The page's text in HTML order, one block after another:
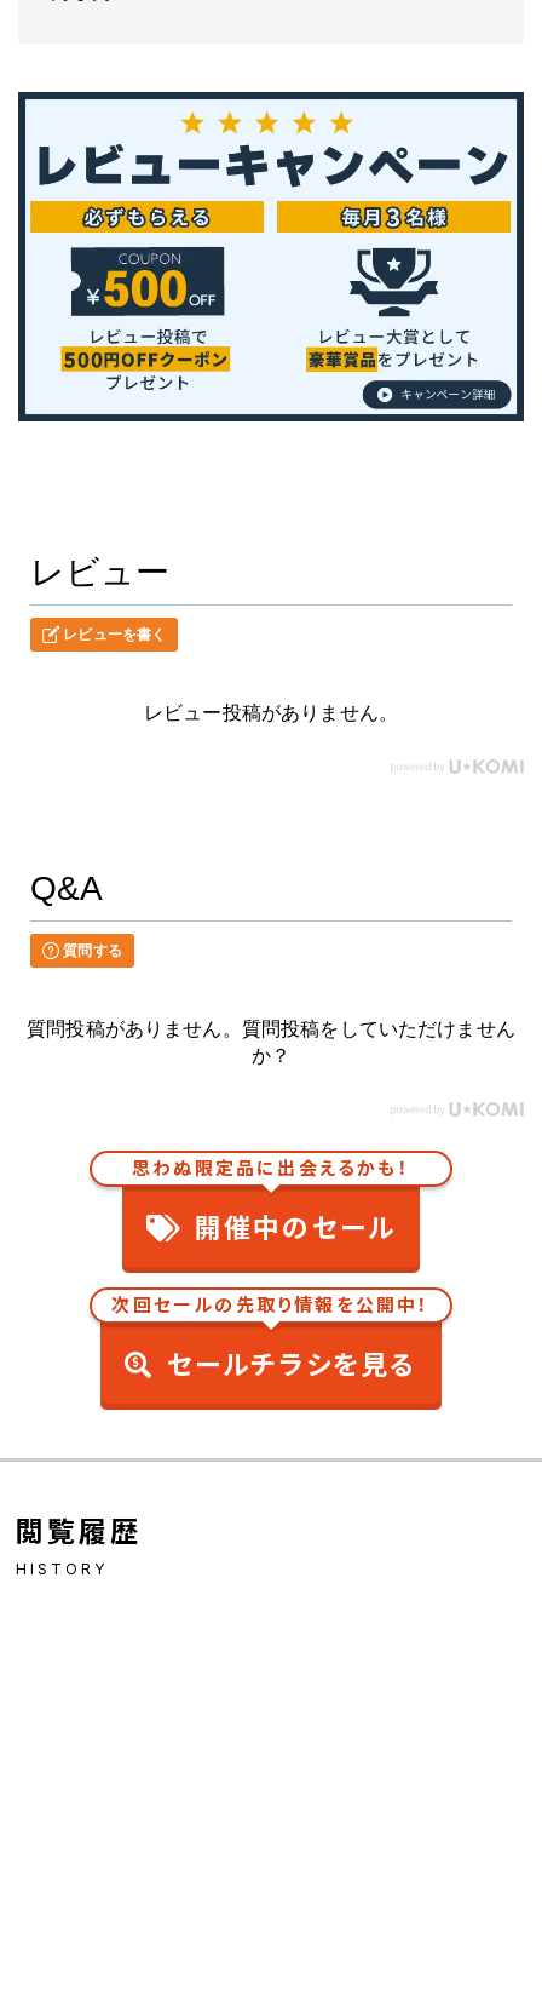
レビュー
レビューを書く
レビュー投稿がありません。
Q&A
質問する
質問投稿がありません。質問投稿をしていただけません
か？
思わぬ限定品に出会えるかも！
開催中のセール
次回セールの先取り情報を公開中！
セールチラシを見る
閲覧履歴
HISTORY